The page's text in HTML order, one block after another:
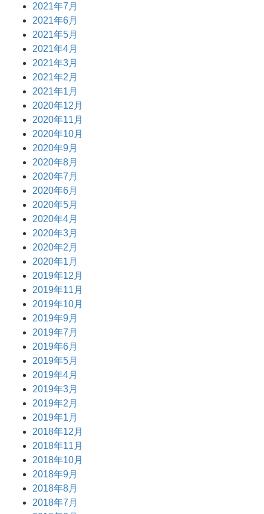
2021年7月
2021年6月
2021年5月
2021年4月
2021年3月
2021年2月
2021年1月
2020年12月
2020年11月
2020年10月
2020年9月
2020年8月
2020年7月
2020年6月
2020年5月
2020年4月
2020年3月
2020年2月
2020年1月
2019年12月
2019年11月
2019年10月
2019年9月
2019年7月
2019年6月
2019年5月
2019年4月
2019年3月
2019年2月
2019年1月
2018年12月
2018年11月
2018年10月
2018年9月
2018年8月
2018年7月